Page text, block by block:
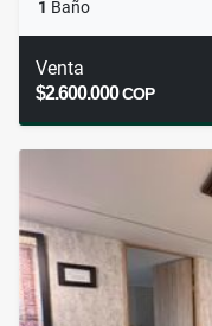
1 Baño
Venta
$2.600.000COP